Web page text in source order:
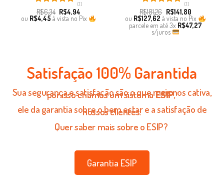
Avaliação
5.00de 5
(1)
R$6,34 R$4,94
ou R$4,45 à vista no Pix
Avaliação
5.00de 5
(1)
R$181,26 R$141,80
ou R$127,62 à vista no Pix
parcele em até3x R$47,27
s/juros
Satisfação 100% Garantida
Sua segurança e satisfação são o que mais nos cativa,
por isso criamos um sistemaESIP,
ele da garantia sobre o bem estar e a satisfação de
nossos clientes!
Quer saber mais sobre o ESIP?
Garantia ESIP